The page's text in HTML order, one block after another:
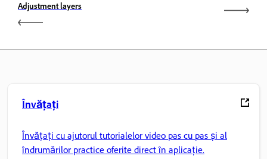
Adjustment layers
Învățați
Învățați cu ajutorul tutorialelor video pas cu pas și al
îndrumărilor practice oferite direct în aplicație.